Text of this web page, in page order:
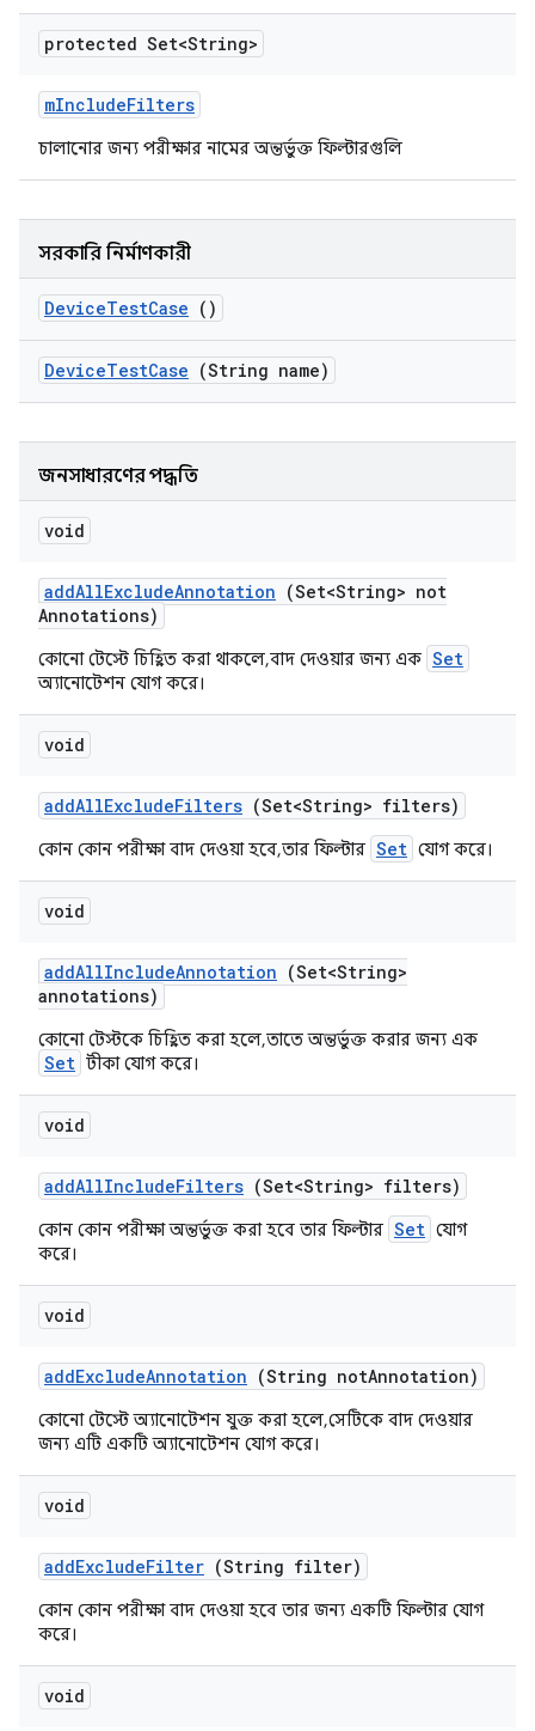
protected Set<String>
mIncludeFilters
চালানোর জন্য পরীক্ষার নামের অন্তর্ভুক্ত ফিল্টারগুলি
সরকারি নির্মাণকারী
DeviceTestCase ()
DeviceTestCase (String name)
জনসাধারণের পদ্ধতি
void
addAllExcludeAnnotation (Set<String> not
Annotations)
কোনো টেস্টে চিহ্নিত করা থাকলে, বাদ দেওয়ার জন্য এক Set
অ্যানোটেশন যোগ করে।
void
addAllExcludeFilters (Set<String> filters)
কোন কোন পরীক্ষা বাদ দেওয়া হবে, তার ফিল্টার Set যোগ করে।
void
addAllIncludeAnnotation (Set<String>
annotations)
কোনো টেস্টকে চিহ্নিত করা হলে, তাতে অন্তর্ভুক্ত করার জন্য এক
Set টীকা যোগ করে।
void
addAllIncludeFilters (Set<String> filters)
কোন কোন পরীক্ষা অন্তর্ভুক্ত করা হবে তার ফিল্টার Set যোগ
করে।
void
addExcludeAnnotation (String notAnnotation)
কোনো টেস্টে অ্যানোটেশন যুক্ত করা হলে, সেটিকে বাদ দেওয়ার
জন্য এটি একটি অ্যানোটেশন যোগ করে।
void
addExcludeFilter (String filter)
কোন কোন পরীক্ষা বাদ দেওয়া হবে তার জন্য একটি ফিল্টার যোগ
করে।
void